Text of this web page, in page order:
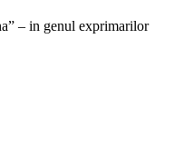
– in genul exprimarilor